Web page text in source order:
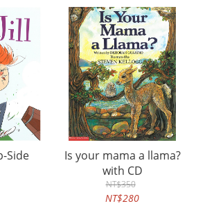
Side
Is your mama a llama?
with CD
NT$350
NT$280